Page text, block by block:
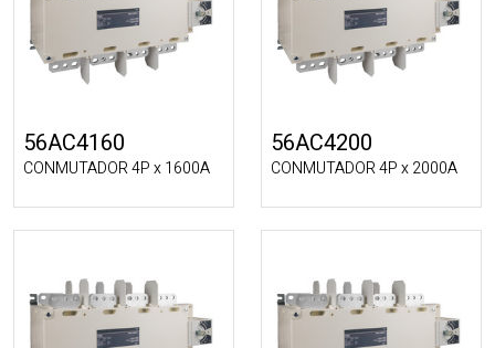
56AC4160
CONMUTADOR 4P x 1600A
56AC4200
CONMUTADOR 4P x 2000A